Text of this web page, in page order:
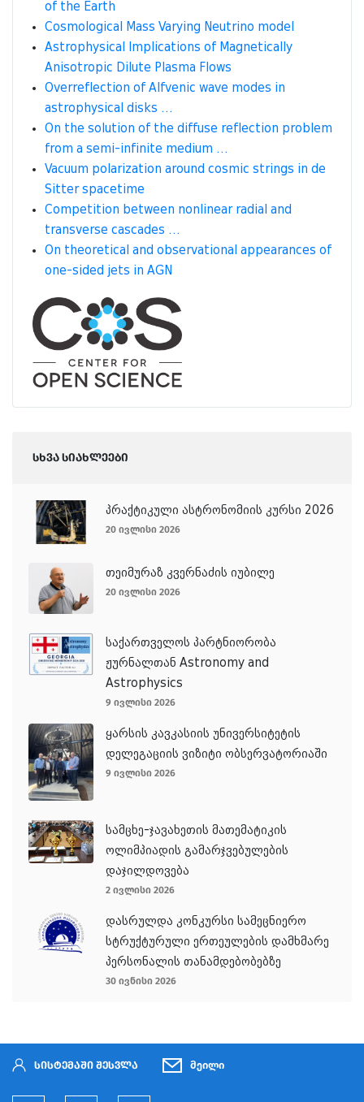
of the Earth
Cosmological Mass Varying Neutrino model
Astrophysical Implications of Magnetically
Anisotropic Dilute Plasma Flows
Overreflection of Alfvenic wave modes in
astrophysical disks …
On the solution of the diffuse reflection problem
from a semi-infinite medium …
Vacuum polarization around cosmic strings in de
Sitter spacetime
Competition between nonlinear radial and
transverse cascades …
On theoretical and observational appearances of
one-sided jets in AGN
სხვა სიახლეები
პრაქტიკული ასტრონომიის კურსი 2026
20 ივლისი 2026
თეიმურაზ კვერნაძის იუბილე
20 ივლისი 2026
საქართველოს პარტნიორობა
ჟურნალთან Astronomy and
Astrophysics
9 ივლისი 2026
ყარსის კავკასიის უნივერსიტეტის
დელეგაციის ვიზიტი ობსერვატორიაში
9 ივლისი 2026
სამცხე-ჯავახეთის მათემატიკის
ოლიმპიადის გამარჯვებულების
დაჯილდოვება
2 ივლისი 2026
დასრულდა კონკურსი სამეცნიერო
სტრუქტურული ერთეულების დამხმარე
პერსონალის თანამდებობებზე
30 ივნისი 2026
სისტემაში შესვლა მეილი